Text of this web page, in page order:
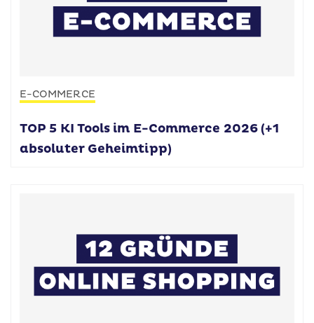
E-COMMERCE
TOP 5 KI Tools im E-Commerce 2026 (+1
absoluter Geheimtipp)